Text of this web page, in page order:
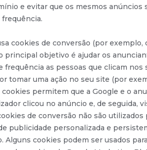
e evitar que os mesmos anúncios
cookies de conversão (por exemplo,
principal objetivo é ajudar os
frequência as pessoas que clicam nos
tomar uma ação no seu site (por
cookies permitem que a Google e o
clicou no anúncio e, de seguida,
de conversão não são utilizados
publicidade personalizada e
Alguns cookies podem ser usados